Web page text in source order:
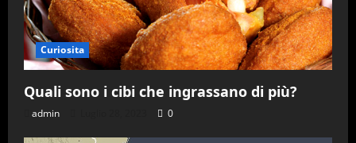
Curiosita
Quali sono i cibi che ingrassano di più?
admin 0